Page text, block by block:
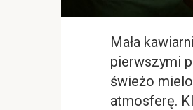
Mała
pierwszymi
świeżo
atmosferę.